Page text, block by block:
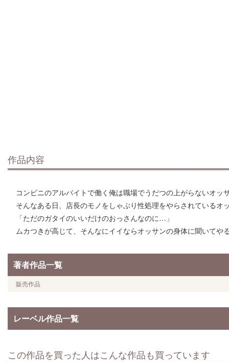
作品内容
コンビニのアルバイトで働く俺は職場でうだつの上がらないオッ
そんなある日、店長のモノをしゃぶり性処理をやらされているオ
「ただのガタイのいいだけのおっさんなのに…」
ムカつきが高じて、そんなにイイならオッサンの身体に聞いて
著者作品一覧
販売作品
レーベル作品一覧
この作品を買った人はこんな作品も買っています